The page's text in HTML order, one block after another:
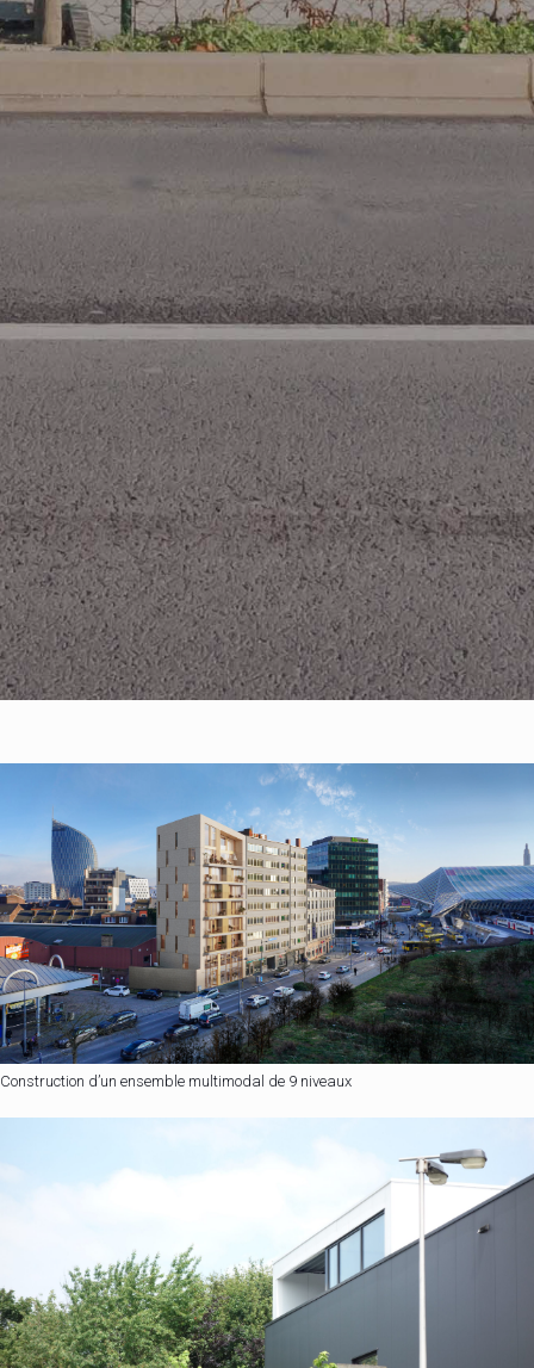
Construction d’un ensemble multimodal de 9 niveaux